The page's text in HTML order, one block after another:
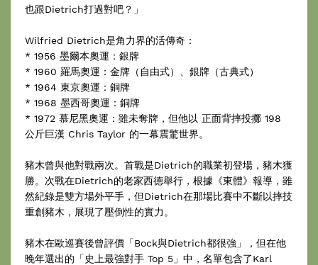
也跟Dietrich打過對吧？」
Wilfried Dietrich是角力界的活傳奇：
* 1956 墨爾本奧運：銀牌
* 1960 羅馬奧運：金牌（自由式）、銀牌（古典式）
* 1964 東京奧運：銅牌
* 1968 墨西哥奧運：銅牌
* 1972 慕尼黑奧運：雖未奪牌，但他以 正面背摔投擲 198
公斤巨漢 Chris Taylor 的一幕震驚世界。
豬木曾與他對戰兩次。首戰是Dietrich的職業初登場，豬木獲
勝。次戰在Dietrich的老家西德舉行，根據《東體》報導，雖
然紀錄是雙方場外平手，但Dietrich在那場比賽中不斷以摔技
重創豬木，展現了壓倒性的實力。
豬木在歐巡賽後曾評價「Bock與Dietrich都很強」，但在他
晚年選出的「史上最強對手 Top 5」中，名單包含了Karl